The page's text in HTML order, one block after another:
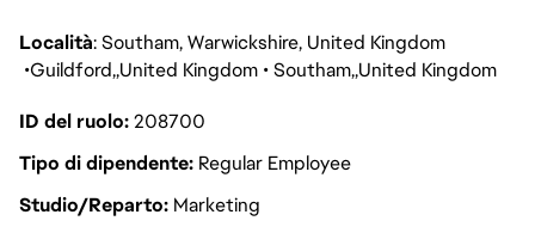
Località: Southam, Warwickshire, United Kingdom
Guildford United Kingdom Southam United Kingdom
ID del ruolo208700
Tipo di dipendente Regular Employee
Studio/Reparto Marketing